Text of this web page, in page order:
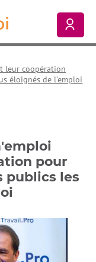
à l'accueil
leur coopération
éloignés de l'emploi
pour
publics les